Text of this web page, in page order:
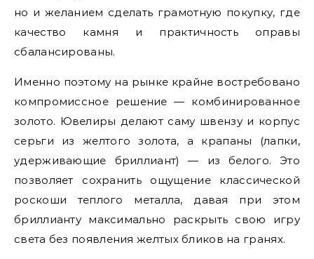
но и желанием сделать грамотную покупку, где
качество камня и практичность оправы
сбалансированы.
Именно поэтому на рынке крайне востребовано
компромиссное решение — комбинированное
золото. Ювелиры делают саму швензу и корпус
серьги из желтого золота, а крапаны (лапки,
удерживающие бриллиант) — из белого. Это
позволяет сохранить ощущение классической
роскоши теплого металла, давая при этом
бриллианту максимально раскрыть свою игру
света без появления желтых бликов на гранях.